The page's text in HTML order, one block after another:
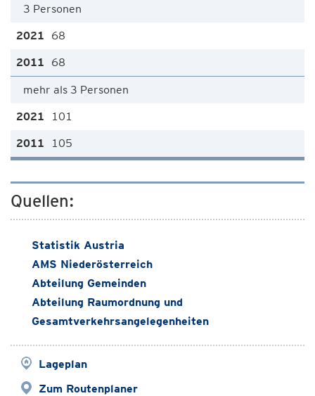
3 Personen
68
68
mehr als 3 Personen
101
105
Quellen:
Statistik Austria
AMS Niederösterreich
Abteilung Gemeinden
Abteilung Raumordnung und
Gesamtverkehrsangelegenheiten
Lageplan
Zum Routenplaner